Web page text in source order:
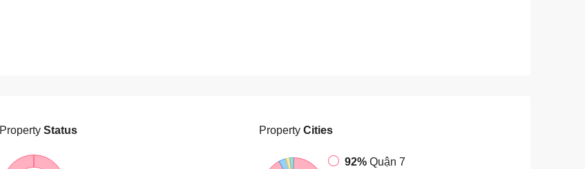
PropertyStatus Property Cities
92% Quận 7